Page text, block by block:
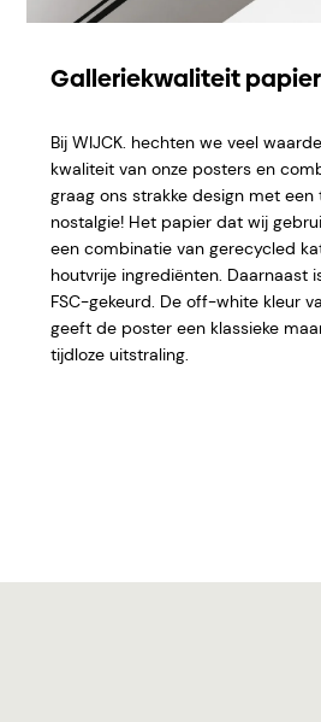
Galleriekwaliteit papier
Bij WIJCK. hechten we veel
kwaliteit van onze posters en
graag ons strakke design met een
nostalgie! Het papier dat wij
een combinatie van gerecycled
houtvrije ingrediënten. Daarnaast
FSC-gekeurd. De off-white kleur
geeft de poster een klassieke
tijdloze uitstraling.